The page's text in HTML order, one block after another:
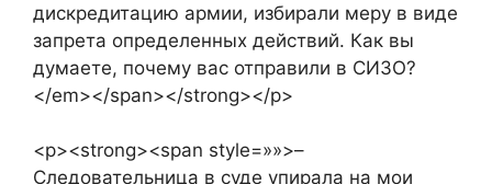
дискредитацию армии, избирали меру в виде
запрета определенных действий. Как вы
думаете, почему вас отправили в СИЗО?
</em></span></strong></p>
<p><strong><span style=»»>–
Следовательница в суде упирала на мои